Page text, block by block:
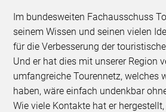
Im bundesweiten Fachausschuss
seinem Wissen und seinen vielen
für die Verbesserung der
Und er hat dies mit unserer Region
umfangreiche Tourennetz, welches
haben, wäre einfach undenkbar
Wie viele Kontakte hat er